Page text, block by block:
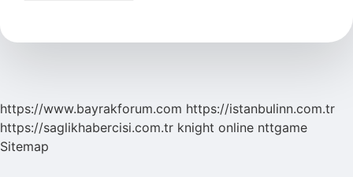
https://www.bayrakforum.com https://istanbulinn.com.tr
https://saglikhabercisi.com.tr knight online nttgame
Sitemap